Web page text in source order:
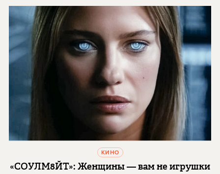
КИНО
«СОУЛМ8ЙТ»: Женщины — вам не игрушки